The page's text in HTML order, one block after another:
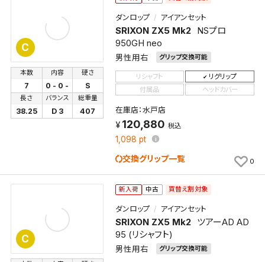
C
ダンロップ アイアンセット
SRIXON ZX5 Mk2
NSプロ
950GH neo
男性用右 グリップ交換可能
本数
7
内容
0 - 0 -
硬さ
S
長さ
38.25
バランス
D 3
総重量
407
リシャフト
リグリップ
付属品
ヘッドカバー
在庫店：水戸店
120,880 税込
1,098 pt
交換グリップ一覧 0
C
新入荷 中古 買替え割対象
ダンロップ アイアンセット
SRIXON ZX5 Mk2
ツアーAD AD
95 (リシャフト)
男性用右 グリップ交換可能